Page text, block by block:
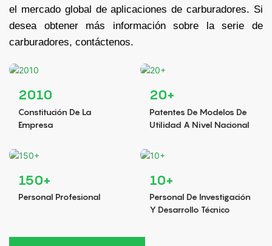
el mercado global de aplicaciones de carburadores. Si
desea obtener más información sobre la serie de
carburadores, contáctenos.
2010
Constitución De La
Empresa
20+
Patentes De Modelos De
Utilidad A Nivel Nacional
150+
Personal Profesional
10+
Personal De Investigación
Y Desarrollo Técnico